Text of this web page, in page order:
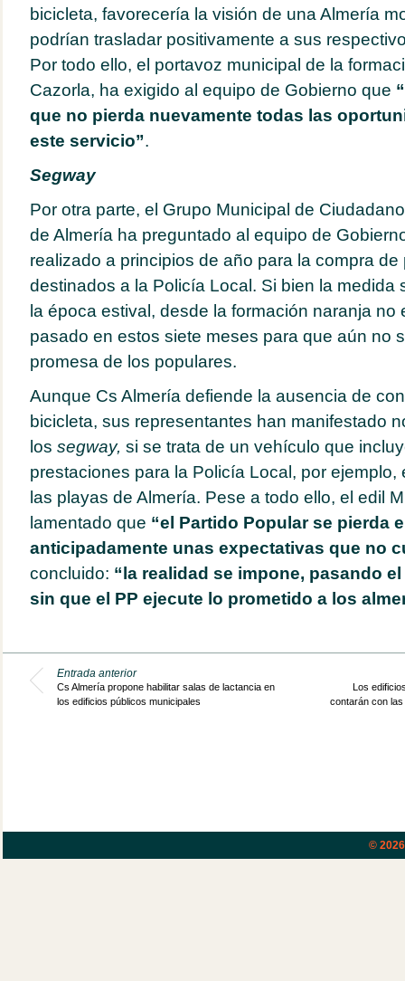
bicicleta, favorecería la visión de una Almería
podrían trasladar positivamente a sus
Por todo ello, el portavoz municipal de la
Cazorla, ha exigido al equipo de Gobierno que
que no pierda nuevamente todas las
este servicio”.
Segway
Por otra parte, el Grupo Municipal de
de Almería ha preguntado al equipo de
realizado a principios de año para la compra
destinados a la Policía Local. Si bien la medida
la época estival, desde la formación naranja no
pasado en estos siete meses para que aún no
promesa de los populares.
Aunque Cs Almería defiende la ausencia de
bicicleta, sus representantes han manifestado
los segway, si se trata de un vehículo que
prestaciones para la Policía Local, por ejemplo,
las playas de Almería. Pese a todo ello, el edil
lamentado que “el Partido Popular se pierda
anticipadamente unas expectativas que no
concluido: “la realidad se impone, pasando
sin que el PP ejecute lo prometido a los
Entrada anterior
Cs Almería propone habilitar salas de lactancia en
los edificios públicos municipales
Los
contarán con
©